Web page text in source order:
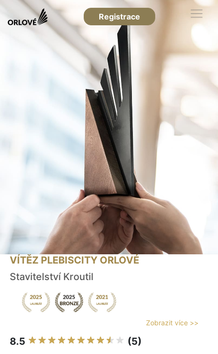
Registrace
VÍTĚZ PLEBISCITY ORLOVÉ
Stavitelství Kroutil
Zobrazit více >>
8.5 (5)